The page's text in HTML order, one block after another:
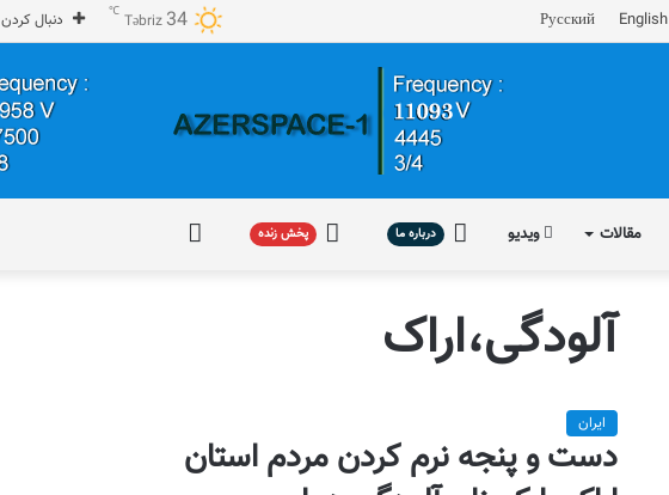
English
Русский دنبال کردن Təbriz34
℃
مقالات ویدیو درباره
درباره ما پخش
پخش زنده
آلودگی،اراک
ایران
دست و پنجه نرم کردن مردم استان